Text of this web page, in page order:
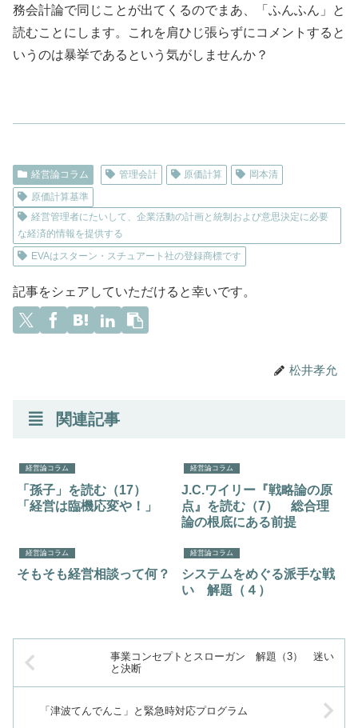
務会計論で同じことが出てくるのでまあ、「ふんふん」と
読むことにします。これを肩ひじ張らずにコメントすると
いうのは暴挙であるという気がしませんか？
経営論コラム 管理会計 原価計算
岡本清
原価計算基準
経営管理者にたいして、企業活動の計画と統制および意思決定に必要
な経済的情報を提供する
EVAはスターン・スチュアート社の登録商標です
記事をシェアしていただけると幸いです。
松井孝允
関連記事
経営論コラム
「孫子」を読む（17）
「経営は臨機応変や！」
経営論コラム
J.C.ワイリー『戦略論の原
点』を読む（7） 総合理
論の根底にある前提
経営論コラム
そもそも経営相談って何？
経営論コラム
システムをめぐる派手な戦
い 解題（４）
事業コンセプトとスローガン 解題（3） 迷い
と決断
「津波てんでんこ」と緊急時対応プログラム